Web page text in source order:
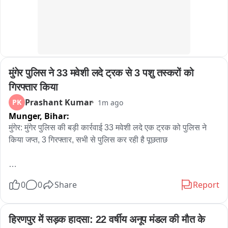
मुंगेर पुलिस ने 33 मवेशी लदे ट्रक से 3 पशु तस्करों को
गिरफ्तार किया
PK Prashant Kumar 1m ago
Munger, Bihar:
मुंगेर: मुंगेर पुलिस की बड़ी कार्रवाई 33 मवेशी लदे एक ट्रक को पुलिस ने
किया जप्त, 3 गिरफ्तार, सभी से पुलिस कर रही है पूछताछ
के समीप 33 मवेशियों से लदे एक ट्रक को जप्त कर लिया छापेमारी के दौरान
दौरान पुलिस ने 33 भैंस बरामद की है। जिसमें तीन से चार मवेशी मृत पाए गए
हैं। पुलिस ने सभी आरोपित को न्यायिक हिरासत में लेकर पूछताछ कर रही
0 0 Share Report
हिरणपुर में सड़क हादसा: 22 वर्षीय अनूप मंडल की मौत के